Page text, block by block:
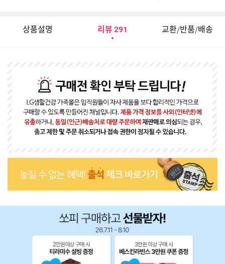
상품설명 리뷰 291 교환/반품/배송